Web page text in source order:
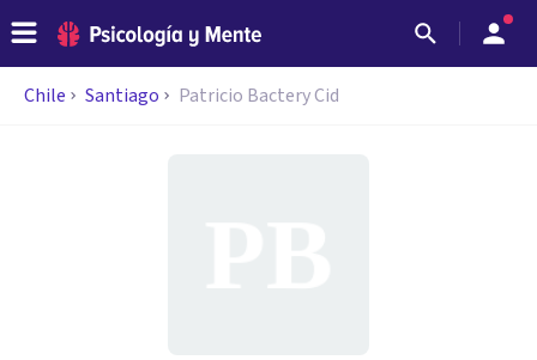
Chile Santiago Patricio Bactery Cid